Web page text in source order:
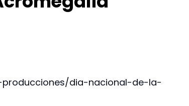
dia-nacional-de-la-